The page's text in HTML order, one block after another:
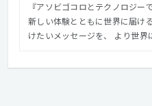
『アソビゴコロとテクノロジ
新しい体験とともに世界に届ける。』 ブランドやコンテ
けたいメッセージを、 より世